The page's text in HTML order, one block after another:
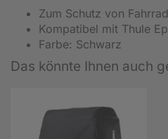
Zum Schutz von
Kompatibel mit Thule
Farbe: Schwarz
Das könnte Ihnen auch